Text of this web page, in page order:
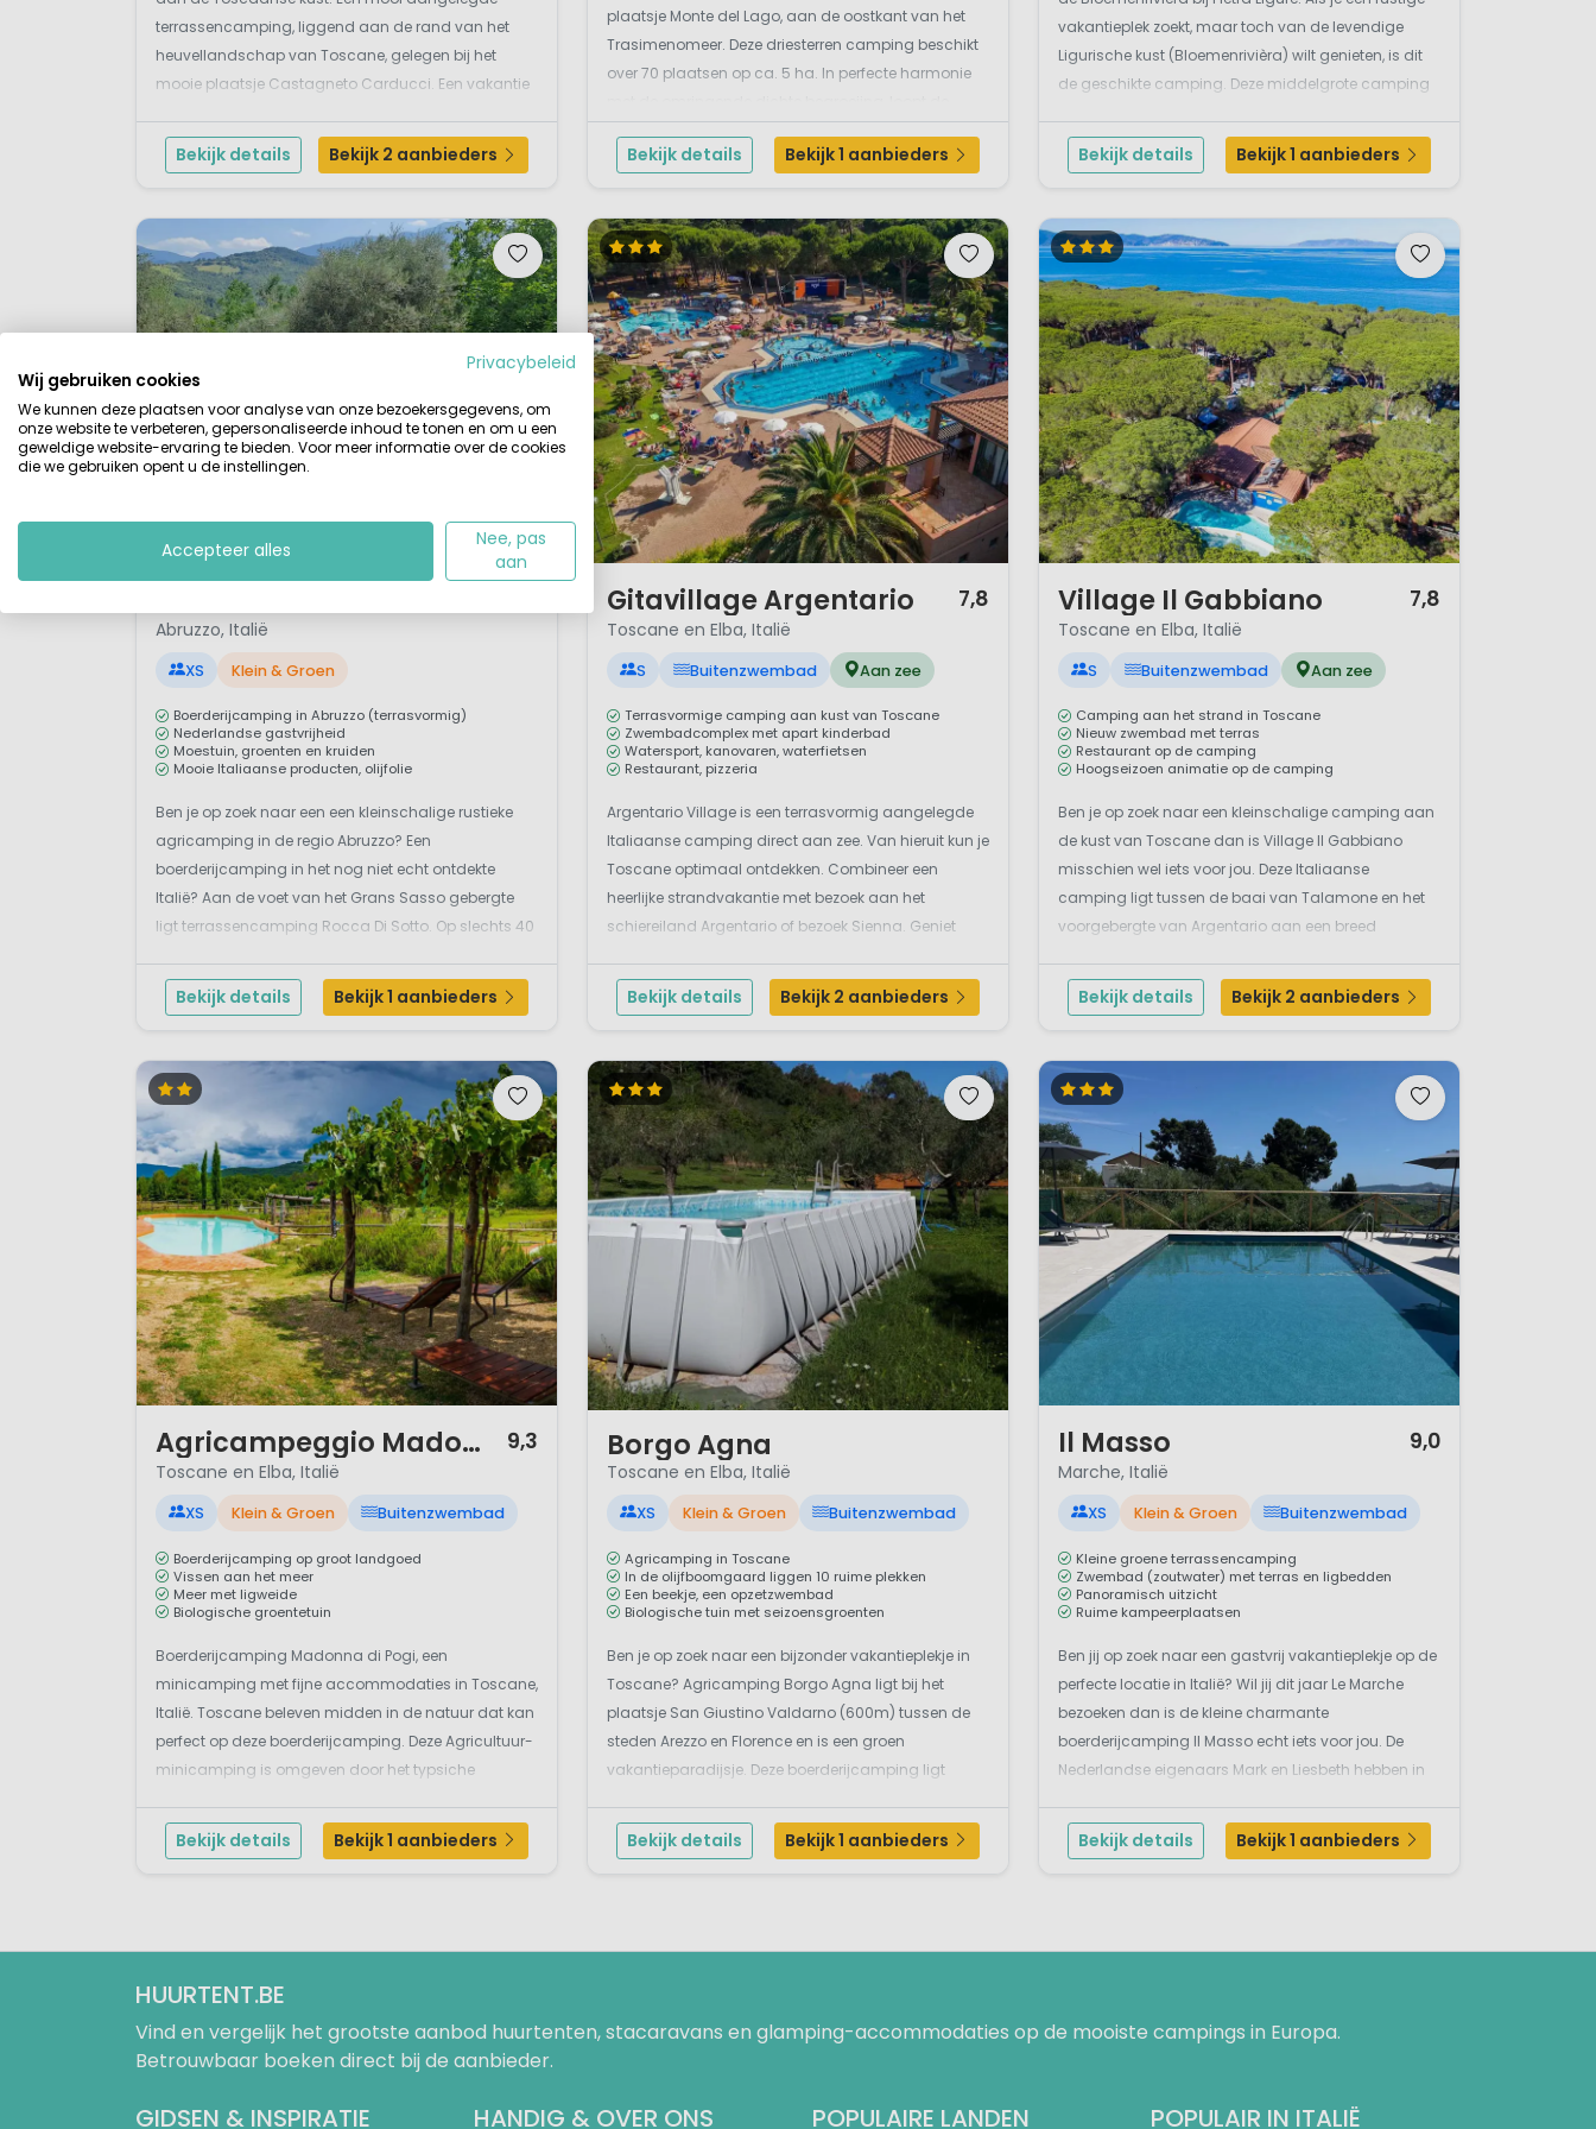
terrassencamping, liggend aan de rand van het
heuvellandschap van Toscane, gelegen bij het
mooie plaatsje Castagneto Carducci. Een vakantie
tussen een vakantie aan zee en het ontdekken van
de Toscaanse hoogtepunte...
Bekijk details Bekijk 2 aanbieders
plaatsje Monte del Lago, aan de oostkant van het
Trasimenomeer. Deze driesterren camping beschikt
over 70 plaatsen op ca. 5 ha. In perfecte harmonie
Vanaf de camping, in terrasvorm aangelegd heb je
Bekijk details Bekijk 1 aanbieders
vakantieplek zoekt, maar toch van de levendige
Ligurische kust (Bloemenrivièra) wilt genieten, is dit
de geschikte camping. Deze middelgrote camping
naar ihet strand (600m), ook de bouleva...
Bekijk details Bekijk 1 aanbieders
1 / 12
Abruzzo, Italië
XS Klein & Groen
Boerderijcamping in Abruzzo (terrasvormig)
Nederlandse gastvrijheid
Moestuin, groenten en kruiden
Mooie Italiaanse producten, olijfolie
Ben je op zoek naar een een kleinschalige rustieke
agricamping in de regio Abruzzo? Een
boerderijcamping in het nog niet echt ontdekte
Italië? Aan de voet van het Grans Sasso gebergte
ligt terrassencamping Rocca Di Sotto. Op slechts 40
een prachtig berglandschap. De Nederlandse
eigenaren Jan en Wille...
Bekijk details Bekijk 1 aanbieders
Gitavillage Argentario 7,8
Toscane en Elba, Italië
S Buitenzwembad Aan zee
Terrasvormige camping aan kust van Toscane
Zwembadcomplex met apart kinderbad
Watersport, kanovaren, waterfietsen
Restaurant, pizzeria
Argentario Village is een terrasvormig aangelegde
Italiaanse camping direct aan zee. Van hieruit kun je
Toscane optimaal ontdekken. Combineer een
heerlijke strandvakantie met bezoek aan het
schiereiland Argentario of bezoek Sienna. Geniet
voorzieningen die dit vakantiepark haar gasten
biedt.Lekker re...
Bekijk details Bekijk 2 aanbieders
Village Il Gabbiano 7,8
Toscane en Elba, Italië
S Buitenzwembad Aan zee
Camping aan het strand in Toscane
Nieuw zwembad met terras
Restaurant op de camping
Hoogseizoen animatie op de camping
Ben je op zoek naar een kleinschalige camping aan
de kust van Toscane dan is Village Il Gabbiano
misschien wel iets voor jou. Deze Italiaanse
camping ligt tussen de baai van Talamone en het
voorgebergte van Argentario aan een breed
ervoor dat je een schaduwrijke staanplaats of
accommodatie huurt op...
Bekijk details Bekijk 2 aanbieders
Agricampeggio Madonna Di Pogi 9,3
Toscane en Elba, Italië
XS Klein & Groen Buitenzwembad
Boerderijcamping op groot landgoed
Vissen aan het meer
Meer met ligweide
Biologische groentetuin
Boerderijcamping Madonna di Pogi, een
minicamping met fijne accommodaties in Toscane,
Italië. Toscane beleven midden in de natuur dat kan
perfect op deze boerderijcamping. Deze Agricultuur-
minicamping is omgeven door het typsiche
meer met ligweide op korte afstand van Bucine. De
gunstige ligging ...
Bekijk details Bekijk 1 aanbieders
Borgo Agna
Toscane en Elba, Italië
XS Klein & Groen Buitenzwembad
Agricamping in Toscane
In de olijfboomgaard liggen 10 ruime plekken
Een beekje, een opzetzwembad
Biologische tuin met seizoensgroenten
Ben je op zoek naar een bijzonder vakantieplekje in
Toscane? Agricamping Borgo Agna ligt bij het
plaatsje San Giustino Valdarno (600m) tussen de
steden Arezzo en Florence en is een groen
vakantieparadijsje. Deze boerderijcamping ligt
domein van bijna 30.000 m². De olijfboomgaard en
de biologische tuin ligg...
Bekijk details Bekijk 1 aanbieders
Il Masso 9,0
Marche, Italië
XS Klein & Groen Buitenzwembad
Kleine groene terrassencamping
Zwembad (zoutwater) met terras en ligbedden
Panoramisch uitzicht
Ruime kampeerplaatsen
Ben jij op zoek naar een gastvrij vakantieplekje op de
perfecte locatie in Italië? Wil jij dit jaar Le Marche
bezoeken dan is de kleine charmante
boerderijcamping Il Masso echt iets voor jou. De
Nederlandse eigenaars Mark en Liesbeth hebben in
plaatsje Offida geopend. Graag laten zij hun gasten
mee...
Bekijk details Bekijk 1 aanbieders
HUURTENT.BE
Vind en vergelijk het grootste aanbod huurtenten, stacaravans en glamping-accommodaties op de mooiste campings in Europa.
Betrouwbaar boeken direct bij de aanbieder.
GIDSEN & INSPIRATIE HANDIG & OVER ONS POPULAIRE LANDEN POPULAIR IN ITALIË
Privacybeleid
Wij gebruiken cookies
We kunnen deze plaatsen voor analyse van onze bezoekersgegevens, om
onze website te verbeteren, gepersonaliseerde inhoud te tonen en om u een
geweldige website-ervaring te bieden. Voor meer informatie over de cookies
die we gebruiken opent u de instellingen.
Accepteer alles
Nee, pas
aan